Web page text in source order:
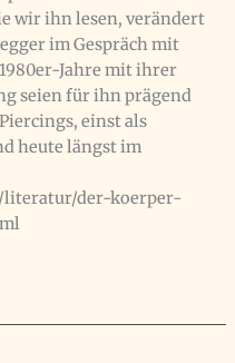
wir ihn lesen, verändert
im Gespräch mit
Jahre mit ihrer
seien für ihn prägend
einst als
heute längst im
der-koerper-